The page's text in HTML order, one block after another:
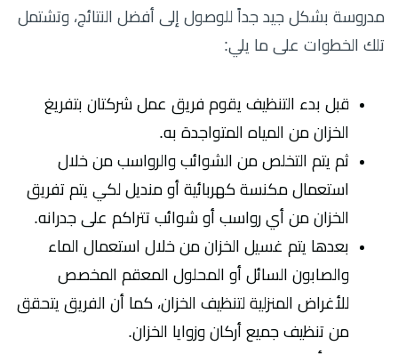
مدروسة بشكل جيد جداً للوصول إلى أفضل النتائج، وتشتمل
تلك الخطوات على ما يلي:
قبل بدء التنظيف يقوم فريق عمل شركتان بتفريغ
الخزان من المياه المتواجدة به.
ثم يتم التخلص من الشوائب والرواسب من خلال
استعمال مكنسة كهربائية أو منديل لكي يتم تفريق
الخزان من أي رواسب أو شوائب تتراكم على جدرانه.
بعدها يتم غسيل الخزان من خلال استعمال الماء
والصابون السائل أو المحلول المعقم المخصص
للأغراض المنزلية لتنظيف الخزان، كما أن الفريق يتحقق
من تنظيف جميع أركان وزوايا الخزان.